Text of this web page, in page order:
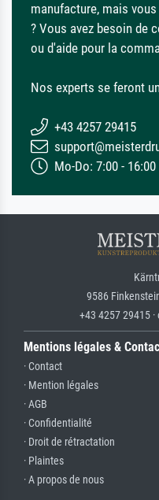
manufacture, mais
? Vous avez besoin de
ou d'aide pour la
Nos experts se feront
+43 4257 29415
Mo-Do: 7:00 -
9586
+43 4257 29415
Mentions légales &
· Contact
· Mention légales
· AGB
· Confidentialité
· Droit de rétractation
· Plaintes
· A propos de nous